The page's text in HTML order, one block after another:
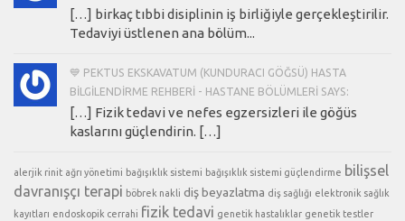
[…] birkaç tıbbi disiplinin iş birliğiyle gerçekleştirilir.
Tedaviyi üstlenen ana bölüm...
💙 PEKTUS EKSKAVATUM (KUNDURACI GÖĞSÜ) HASTA
BILGILENDIRME REHBERI - HASTANE BÖLÜMLERI SAYS:
[…] Fizik tedavi ve nefes egzersizleri ile göğüs
kaslarını güçlendirin. […]
alerjik rinit ağrı yönetimi bağışıklık sistemi bağışıklık sistemi güçlendirme bilişsel
davranışçı terapi böbrek nakli diş beyazlatma diş sağlığı elektronik sağlık
kayıtları endoskopik cerrahi fizik tedavi genetik hastalıklar genetik testler